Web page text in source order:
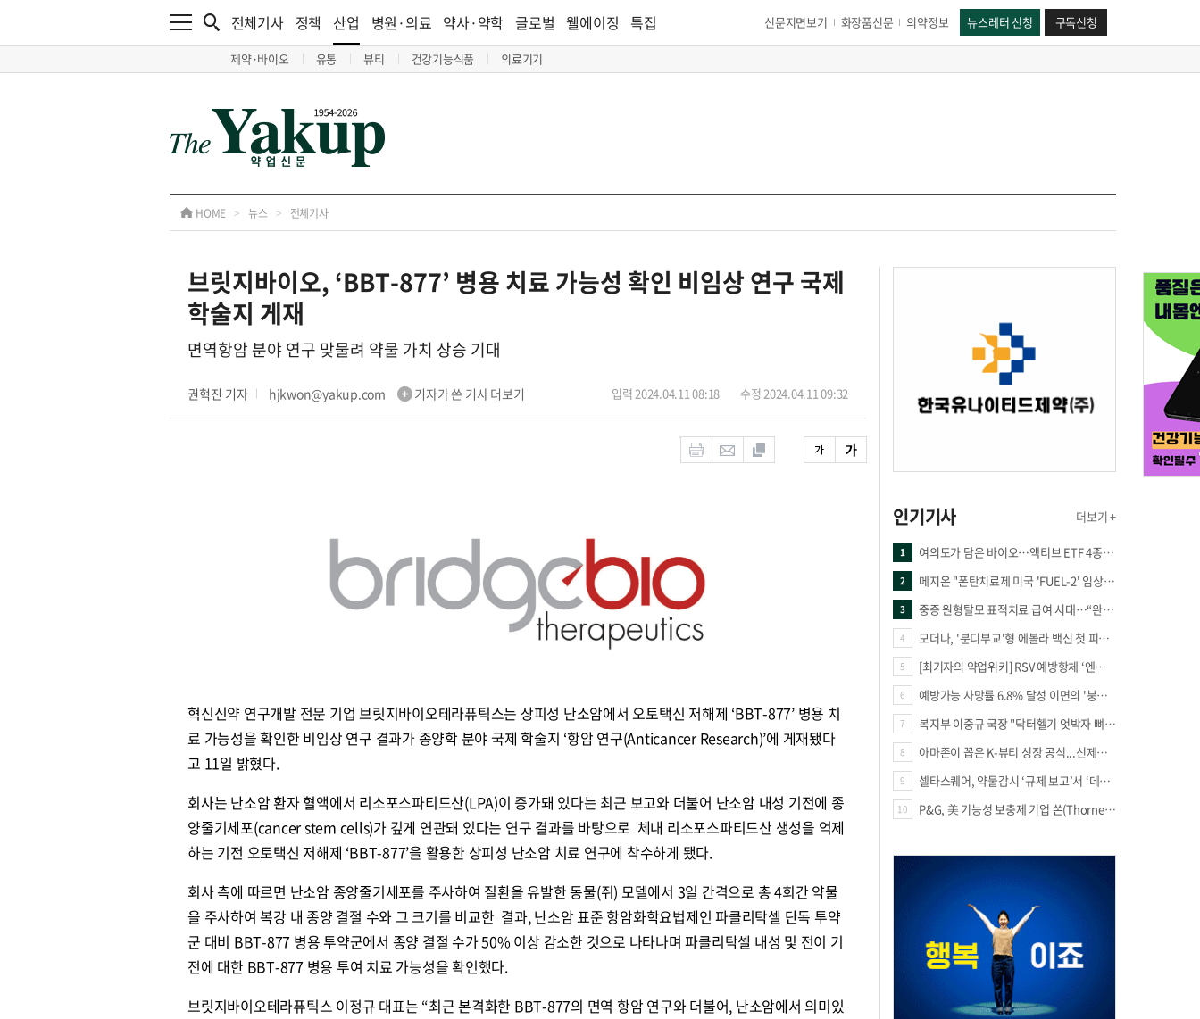
전체기사 정책 산업
제약·바이오 유통 뷰티 건강기능식품 의료기기
병원·의료 약사·약학 글로벌 웰에이징 특집 신문지면보기 화장품신문 의약정보 뉴스레터 신청 구독신청
HOME > 뉴스 > 전체기사
브릿지바이오, ‘BBT-877’ 병용 치료 가능성 확인 비임상 연구 국제
학술지 게재
면역항암 분야 연구 맞물려 약물 가치 상승 기대
권혁진 기자 hjkwon@yakup.com 기자가 쓴 기사 더보기 입력 2024.04.11 08:18 수정 2024.04.11 09:32
혁신신약 연구개발 전문 기업 브릿지바이오테라퓨틱스는 상피성 난소암에서 오토택신 저해제 ‘BBT-877’ 병용 치
료 가능성을 확인한 비임상 연구 결과가 종양학 분야 국제 학술지 ‘항암 연구(Anticancer Research)’에 게재됐다
고 11일 밝혔다.
회사는 난소암 환자 혈액에서 리소포스파티드산(LPA)이 증가돼 있다는 최근 보고와 더불어 난소암 내성 기전에 종
양줄기세포(cancer stem cells)가 깊게 연관돼 있다는 연구 결과를 바탕으로 체내 리소포스파티드산 생성을 억제
하는 기전 오토택신 저해제 ‘BBT-877’을 활용한 상피성 난소암 치료 연구에 착수하게 됐다.
회사 측에 따르면 난소암 종양줄기세포를 주사하여 질환을 유발한 동물(쥐) 모델에서 3일 간격으로 총 4회간 약물
을 주사하여 복강 내 종양 결절 수와 그 크기를 비교한 결과, 난소암 표준 항암화학요법제인 파클리탁셀 단독 투약
군 대비 BBT-877 병용 투약군에서 종양 결절 수가 50% 이상 감소한 것으로 나타나며 파클리탁셀 내성 및 전이 기
전에 대한 BBT-877 병용 투여 치료 가능성을 확인했다.
브릿지바이오테라퓨틱스 이정규 대표는 “최근 본격화한 BBT-877의 면역 항암 연구와 더불어, 난소암에서 의미있
인기기사 더보기 +
1 여의도가 담은 바이오…액티브 ETF 4종의 선택은
2 메지온 "폰탄치료제 미국 'FUEL-2' 임상 프로토콜 영국 승인"
3 중증 원형탈모 표적치료 급여 시대…“완결 아닌 출발점”
4 모더나, '분디부교'형 에볼라 백신 첫 피험자 접종
5 [최기자의 약업위키] RSV 예방항체 ‘엔플론시아’
6 예방가능 사망률 6.8% 달성 이면의 '붕괴 위기'… 중증외상체계 혁신 시급
7 복지부 이중규 국장 "닥터헬기 엇박자 뼈아파… 외상체계 전면 재정립"
8 아마존이 꼽은 K-뷰티 성장 공식...신제품·시장·품목 확장
9 셀타스퀘어, 약물감시 ‘규제 보고’서 ‘데이터 의사결정’으로 "PVX 전환 요구 커진다"
10 P&G, 美 기능성 보충제 기업 쏜(Thorne) 인수